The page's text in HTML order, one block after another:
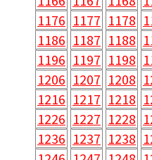
1176 1177 1178
1186 1187 1188
1196 1197 1198
1206 1207 1208
1216 1217 1218
1226 1227 1228
1236 1237 1238